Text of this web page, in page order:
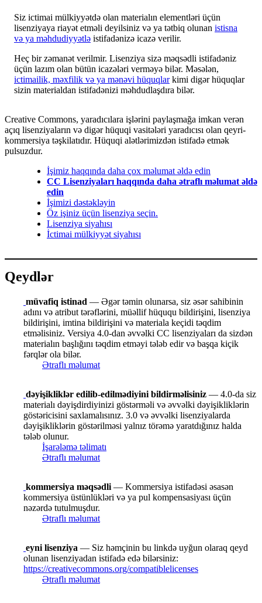
Siz ictimai mülkiyyətdə olan materialın elementləri üçün
lisenziyaya riayət etməli deyilsiniz və ya tətbiq olunan istisna
və ya məhdudiyyətlə istifadənizə icazə verilir.
Heç bir zəmanət verilmir. Lisenziya sizə məqsədli istifadəniz
üçün lazım olan bütün icazələri verməyə bilər. Məsələn,
ictimailik, məxfilik və ya mənəvi hüquqlarkimi digər hüquqlar
sizin materialdan istifadənizi məhdudlaşdıra bilər.
Creative Commons, yaradıcılara işlərini paylaşmağa imkan verən
açıq lisenziyaların və digər hüquqi vasitələri yaradıcısı olan qeyri-
kommersiya təşkilatıdır. Hüquqi alətlərimizdən istifadə etmək
pulsuzdur.
İşimiz haqqında daha çox məlumat əldə edin
CC Lisenziyaları haqqında daha ətraflı məlumat əldə
edin
İşimizi dəstəkləyin
Öz işiniz üçün lisenziya seçin.
Lisenziya siyahısı
İctimai mülkiyyət siyahısı
Qeydlər
müvafiq istinad — Əgər təmin olunarsa, siz əsər sahibinin
adını və atribut tərəflərini, müəllif hüququ bildirişini, lisenziya
bildirişini, imtina bildirişini və materiala keçidi təqdim
etməlisiniz. Versiya 4.0-dan əvvəlki CC lisenziyaları da sizdən
materialın başlığını təqdim etməyi tələb edir və başqa kiçik
fərqlər ola bilər.
Ətraflı məlumat
dəyişikliklər edilib-edilmədiyini bildirməlisiniz — 4.0-da siz
materialı dəyişdirdiyinizi göstərməli və əvvəlki dəyişikliklərin
göstəricisini saxlamalısınız. 3.0 və əvvəlki lisenziyalarda
dəyişikliklərin göstərilməsi yalnız törəmə yaratdığınız halda
tələb olunur.
İşarələmə təlimatı
Ətraflı məlumat
kommersiya məqsədli — Kommersiya istifadəsi əsasən
kommersiya üstünlükləri və ya pul kompensasiyası üçün
nəzərdə tutulmuşdur.
Ətraflı məlumat
eyni lisenziya — Siz həmçinin bu linkdə uyğun olaraq qeyd
olunan lisenziyadan istifadə edə bilərsiniz:
https://creativecommons.org/compatiblelicenses
Ətraflı məlumat